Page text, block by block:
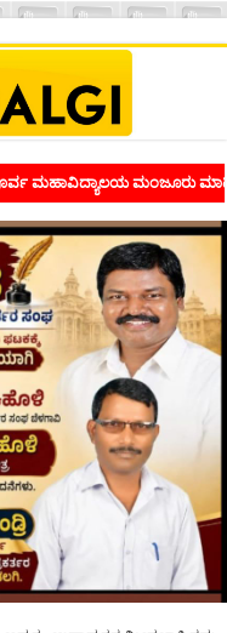
ಭಾವನೆಗಳನ್ನು ಕಟ್ಟಿಕೊಡುವ